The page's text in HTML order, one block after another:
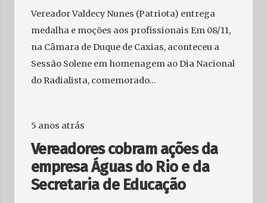
Vereador Valdecy Nunes (Patriota) entrega
medalha e moções aos profissionais Em 08/11,
na Câmara de Duque de Caxias, aconteceu a
Sessão Solene em homenagem ao Dia Nacional
do Radialista, comemorado…
5 anos atrás
Vereadores cobram ações da
empresa Águas do Rio e da
Secretaria de Educação